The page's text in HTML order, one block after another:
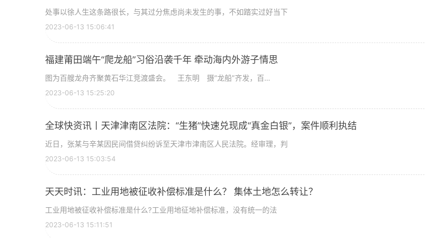
处事以徐人生这条路很长，与其过分焦虑尚未发生的事，不如踏实过好当下
2023-06-13 15:06:41
福建莆田端午“爬龙船”习俗沿袭千年 牵动海内外游子情思
图为百艘龙舟齐聚黄石华江竞渡盛会。 王东明 摄“龙船”齐发，百...
2023-06-13 15:25:20
全球快资讯丨天津津南区法院：“生猪”快速兑现成“真金白银”，案件顺利执结
近日，张某与辛某因民间借贷纠纷诉至天津市津南区人民法院。经审理，判
2023-06-13 15:03:54
天天时讯：工业用地被征收补偿标准是什么？ 集体土地怎么转让？
工业用地被征收补偿标准是什么?工业用地征地补偿标准，没有统一的法
2023-06-13 15:11:51